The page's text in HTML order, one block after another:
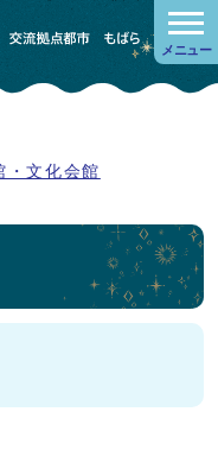
メニュー
・文化会館